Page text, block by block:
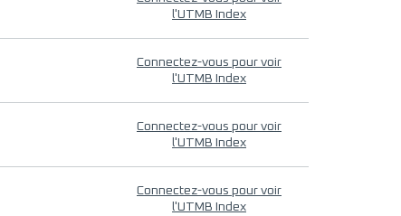
l'UTMB Index
Connectez-vous pour voir
l'UTMB Index
Connectez-vous pour voir
l'UTMB Index
Connectez-vous pour voir
l'UTMB Index